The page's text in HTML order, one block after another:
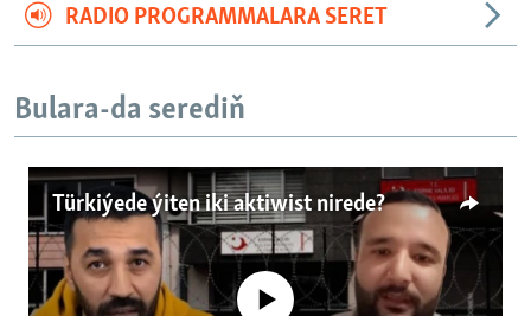
RADIO PROGRAMMALARA SERET
Bulara-da serediň
Türkiýede ýiten iki aktiwist nirede?
No media source currently available